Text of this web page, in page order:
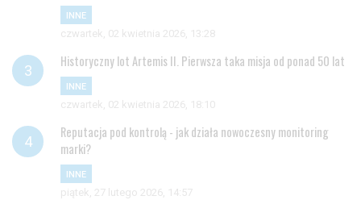
INNE
czwartek, 02 kwietnia 2026, 13:28
Historyczny lot Artemis II. Pierwsza taka misja od ponad 50 lat
INNE
czwartek, 02 kwietnia 2026, 18:10
Reputacja pod kontrolą - jak działa nowoczesny monitoring
marki?
INNE
piątek, 27 lutego 2026, 14:57